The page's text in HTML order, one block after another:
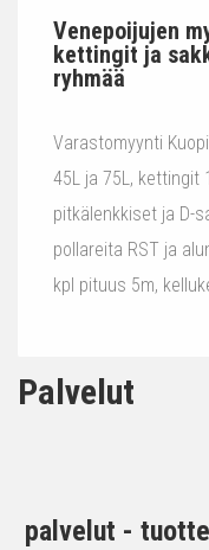
Venepoijujen
kettingit ja
ryhmää
Varastomyynti
45L ja 75L, kettingit
pitkälenkkiset ja D-
pollareita RST ja
kpl pituus 5m,
Palvelut
palvelut -